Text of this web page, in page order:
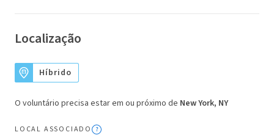
Localização
Híbrido
O voluntário precisa estar em ou próximo de New York, NY
LOCAL ASSOCIADO